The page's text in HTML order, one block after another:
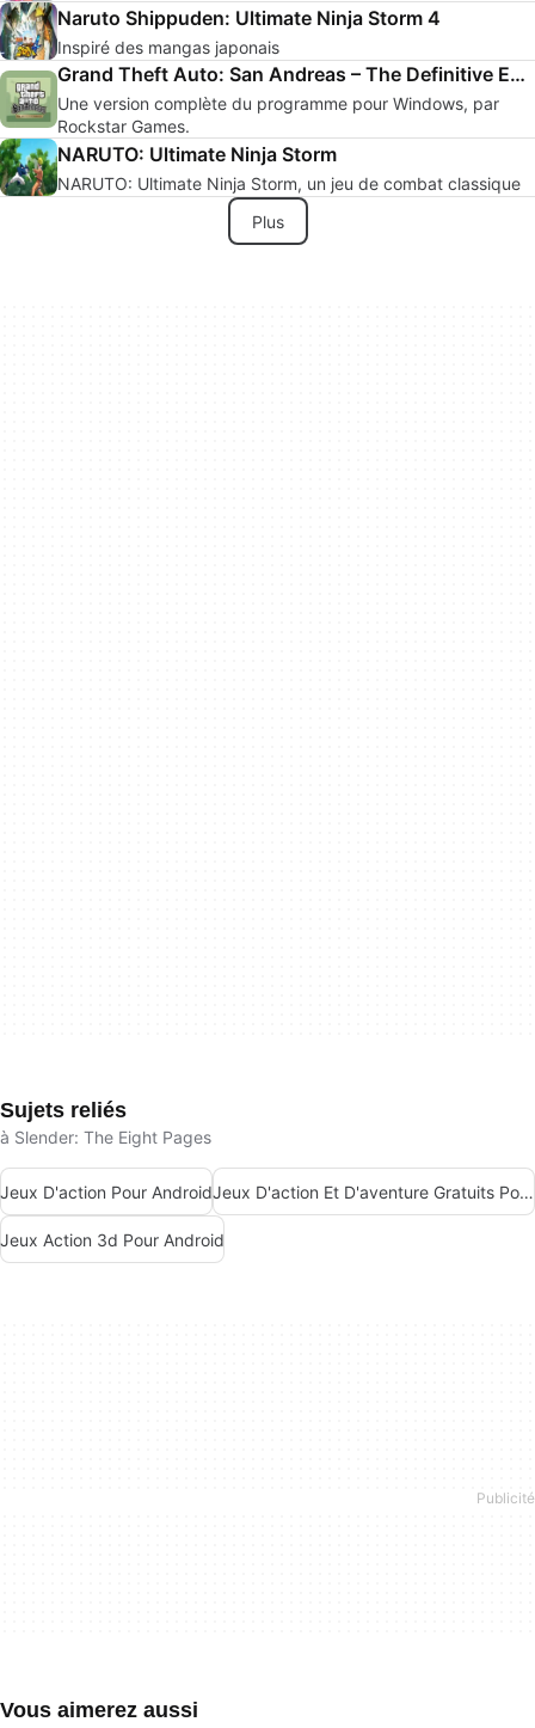
Naruto Shippuden: Ultimate Ninja Storm 4
Inspiré des mangas japonais
Grand Theft Auto: San Andreas – The Definitive Edition
Une version complète du programme pour Windows, par
Rockstar Games.
NARUTO: Ultimate Ninja Storm
NARUTO: Ultimate Ninja Storm, un jeu de combat classique
Plus
Sujets reliés
à Slender: The Eight Pages
Jeux D'action Pour Android Jeux D'action Et D'aventure Gratuits Pour Android
Jeux Action 3d Pour Android
Vous aimerez aussi